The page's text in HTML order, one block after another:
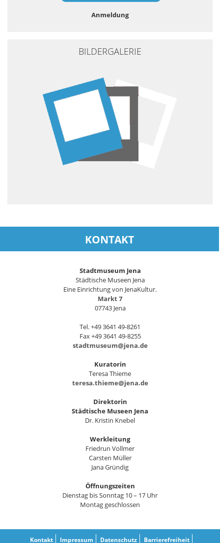
Anmeldung
BILDERGALERIE
KONTAKT
Stadtmuseum Jena
Städtische Museen Jena
Eine Einrichtung von JenaKultur.
Markt 7
07743 Jena
Tel. +49 3641 49-8261
Fax +49 3641 49-8255
stadtmuseum@jena.de
Kuratorin
Teresa Thieme
teresa.thieme@jena.de
Direktorin
Städtische Museen Jena
Dr. Kristin Knebel
Werkleitung
Friedrun Vollmer
Carsten Müller
Jana Gründig
Öffnungszeiten
Dienstag bis Sonntag 10 – 17 Uhr
Montag geschlossen
Kontakt Impressum Datenschutz Barrierefreiheit